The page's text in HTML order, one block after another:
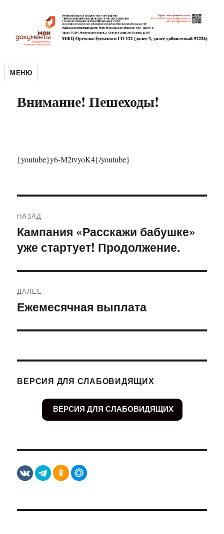
МЕНЮ
Внимание! Пешеходы!
{youtube}y6-M2tvyoK4{/youtube}
по
записям
НАЗАД
Предыдущая
запись:
Кампания «Расскажи бабушке»
уже стартует! Продолжение.
ДАЛЕЕ
Следующая
Ежемесячная выплата
ВЕРСИЯ ДЛЯ СЛАБОВИДЯЩИХ
ВЕРСИЯ ДЛЯ СЛАБОВИДЯЩИХ